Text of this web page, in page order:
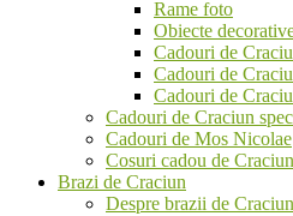
Rame foto
Obiecte
Cadouri de
Cadouri de
Cadouri de
Cadouri de Craciun
Cadouri de Mos Nicolae
Cosuri cadou de Craciun
Brazi de Craciun
Despre brazii de Craciun